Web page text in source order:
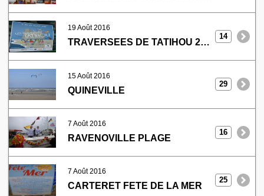
19 Août 2016
TRAVERSEES DE TATIHOU 2016
14
15 Août 2016
QUINEVILLE
29
7 Août 2016
RAVENOVILLE PLAGE
16
7 Août 2016
CARTERET FETE DE LA MER
25